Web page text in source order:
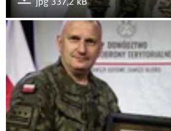
Pobierz załącznik
Otwórz załącznik gen. bryg. Simon